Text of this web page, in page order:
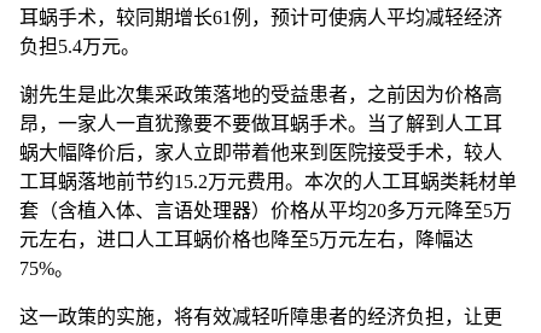
耳蜗手术，较同期增长61例，预计可使病人平均减轻经济
负担5.4万元。
谢先生是此次集采政策落地的受益患者，之前因为价格高
昂，一家人一直犹豫要不要做耳蜗手术。当了解到人工耳
蜗大幅降价后，家人立即带着他来到医院接受手术，较人
工耳蜗落地前节约15.2万元费用。本次的人工耳蜗类耗材单
套（含植入体、言语处理器）价格从平均20多万元降至5万
元左右，进口人工耳蜗价格也降至5万元左右，降幅达
75%。
这一政策的实施，将有效减轻听障患者的经济负担，让更